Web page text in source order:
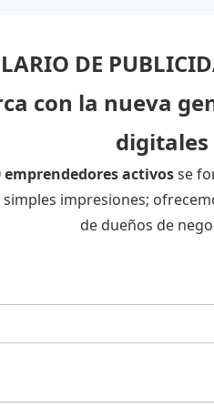
DE
con la nueva
digitales
emprendedores activosse
impresiones;
de dueños de